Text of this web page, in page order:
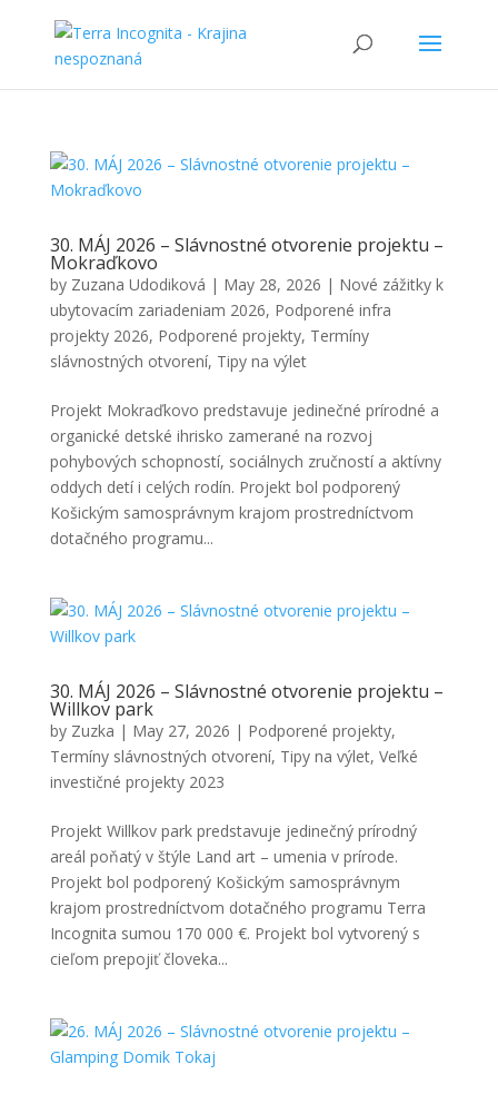
30. MÁJ 2026 – Slávnostné otvorenie projektu –
Mokraďkovo
by Zuzana Udodiková | May 28, 2026 | Nové zážitky k
ubytovacím zariadeniam 2026, Podporené infra
projekty 2026, Podporené projekty, Termíny
slávnostných otvorení, Tipy na výlet
Projekt Mokraďkovo predstavuje jedinečné prírodné a
organické detské ihrisko zamerané na rozvoj
pohybových schopností, sociálnych zručností a aktívny
oddych detí i celých rodín. Projekt bol podporený
Košickým samosprávnym krajom prostredníctvom
dotačného programu...
30. MÁJ 2026 – Slávnostné otvorenie projektu –
Willkov park
by Zuzka | May 27, 2026 | Podporené projekty,
Termíny slávnostných otvorení, Tipy na výlet, Veľké
investičné projekty 2023
Projekt Willkov park predstavuje jedinečný prírodný
areál poňatý v štýle Land art – umenia v prírode.
Projekt bol podporený Košickým samosprávnym
krajom prostredníctvom dotačného programu Terra
Incognita sumou 170 000 €. Projekt bol vytvorený s
cieľom prepojiť človeka...